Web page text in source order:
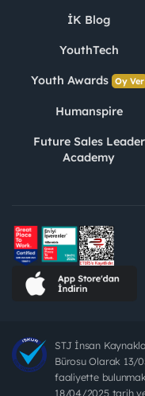
İK Blog
YouthTech
Youth Awards Oy Ver
Humanspire
Future Sales Leader
Academy
STJ İnsan
Bürosu Olarak 13/
faaliyette
18/04/2025 tarih ve